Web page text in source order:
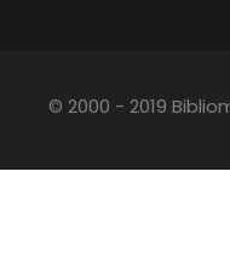
© 2000 - 2019